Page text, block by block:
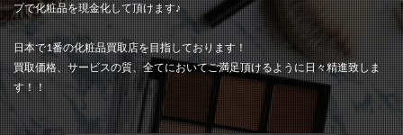
プで化粧品を現金化して頂けます♪
日本で1番の化粧品買取店を目指しております！
買取価格、サービスの質、全てにおいてご満足頂けるように日々精進致しま
す！！